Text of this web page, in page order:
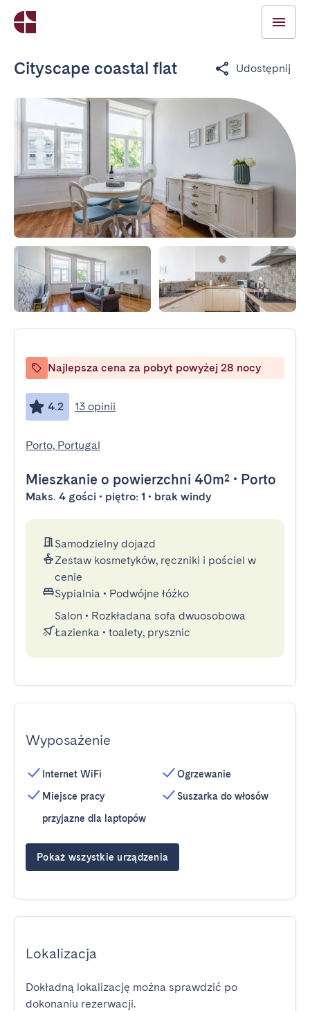
Cityscape coastal flat Udostępnij
Najlepsza cena za pobyt powyżej 28 nocy
4.2 13 opinii
Porto, Portugal
Mieszkanie o powierzchni 40m² • Porto
Maks. 4 gości • piętro: 1 • brak windy
Samodzielny dojazd
Zestaw kosmetyków, ręczniki i pościel w
cenie
Sypialnia • Podwójne łóżko
Salon • Rozkładana sofa dwuosobowa
Łazienka • toalety, prysznic
Wyposażenie
Internet WiFi
Miejsce pracy
przyjazne dla laptopów
Ogrzewanie
Suszarka do włosów
Pokaż wszystkie urządzenia
Lokalizacja
Dokładną lokalizację można sprawdzić po
dokonaniu rezerwacji.